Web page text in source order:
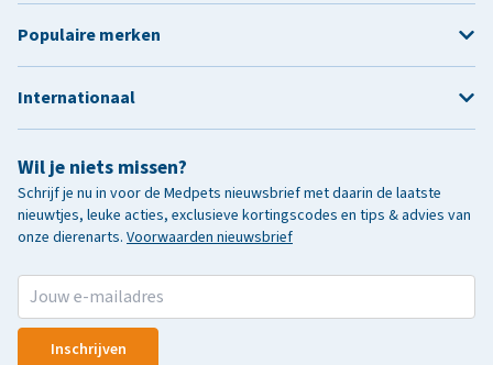
Wil je niets missen?
Schrijf je nu in voor de Medpets nieuwsbrief met daarin de laatste
nieuwtjes, leuke acties, exclusieve kortingscodes en tips & advies van
onze dierenarts. Voorwaarden nieuwsbrief
Inschrijven
Populaire merken
Internationaal